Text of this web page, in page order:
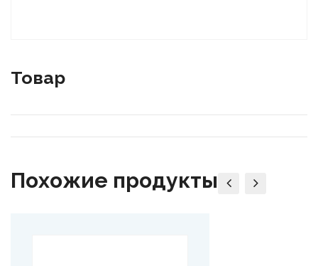
Товар
Похожие продукты